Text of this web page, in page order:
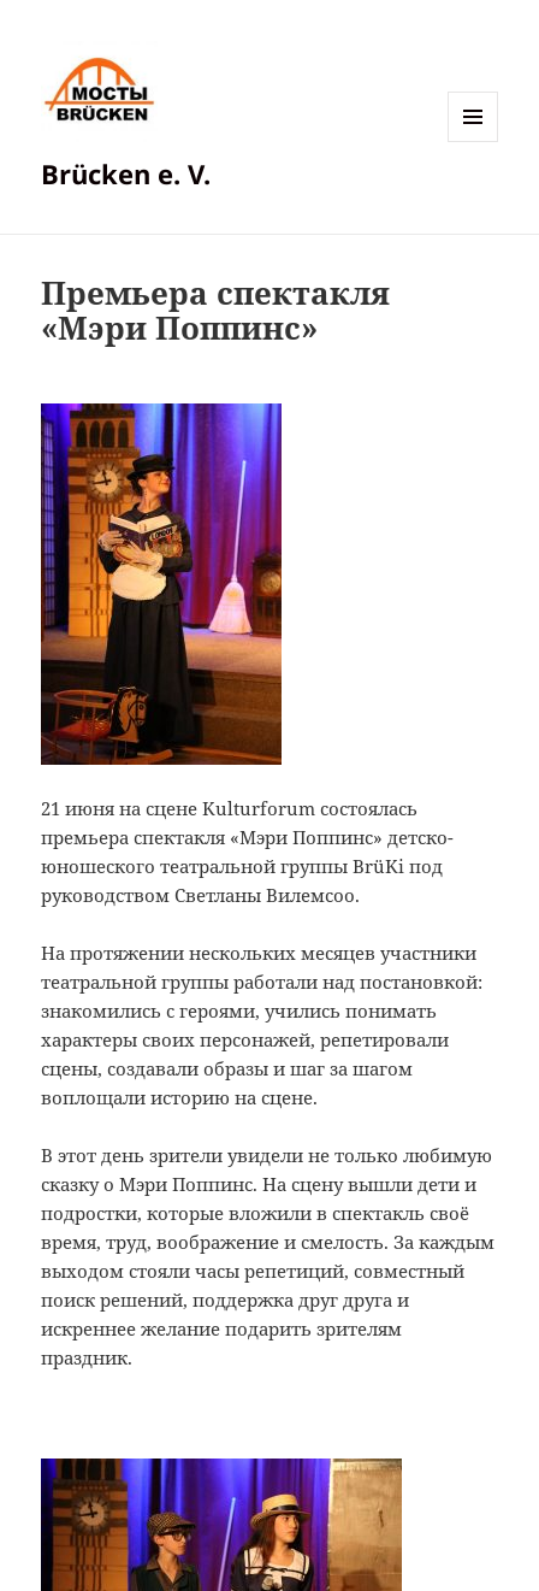
Brücken e. V.
Премьера спектакля
«Мэри Поппинс»
21 июня на сцене Kulturforum состоялась
премьера спектакля «Мэри Поппинс» детско-
юношеского театральной группы BrüKi под
руководством Светланы Вилемсоо.
На протяжении нескольких месяцев участники
театральной группы работали над постановкой:
знакомились с героями, учились понимать
характеры своих персонажей, репетировали
сцены, создавали образы и шаг за шагом
воплощали историю на сцене.
В этот день зрители увидели не только любимую
сказку о Мэри Поппинс. На сцену вышли дети и
подростки, которые вложили в спектакль своё
время, труд, воображение и смелость. За каждым
выходом стояли часы репетиций, совместный
поиск решений, поддержка друг друга и
искреннее желание подарить зрителям
праздник.